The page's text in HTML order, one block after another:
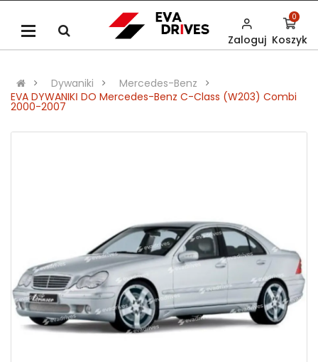
Zaloguj Koszyk
0
Dywaniki
Mercedes-Benz
EVA DYWANIKІ DO Mercedes-Benz C-Class (W203) Combi
2000-2007